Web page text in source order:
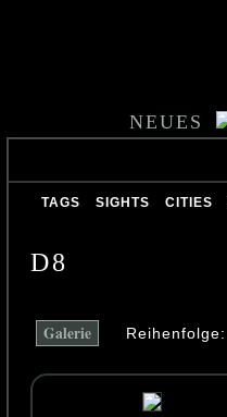
NEUES
TAGS SIGHTS CITIES
D8
Galerie Reihenfolge: